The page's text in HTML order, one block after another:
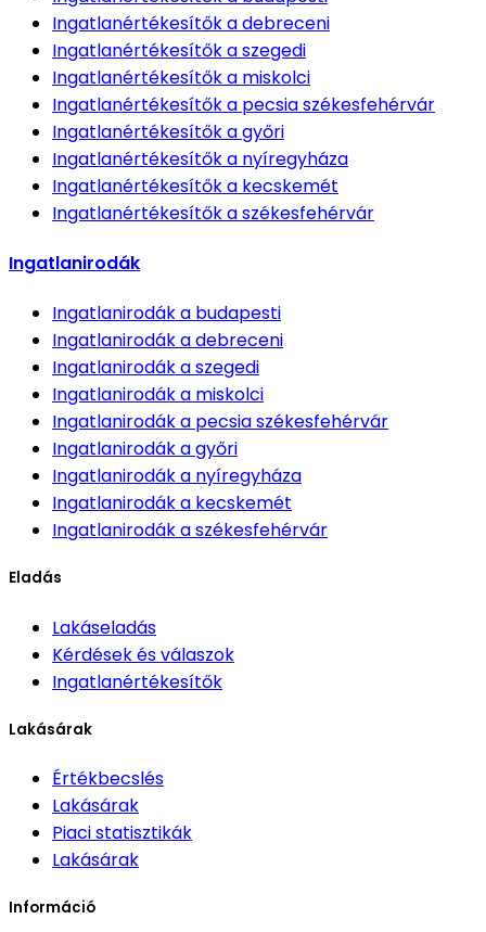
Ingatlanértékesítőka debreceni
Ingatlanértékesítőka szegedi
Ingatlanértékesítőka miskolci
Ingatlanértékesítőka pecsia székesfehérvár
Ingatlanértékesítőka győri
Ingatlanértékesítőka nyíregyháza
Ingatlanértékesítőka kecskemét
Ingatlanértékesítőka székesfehérvár
Ingatlanirodák
Ingatlanirodáka budapesti
Ingatlanirodáka debreceni
Ingatlanirodáka szegedi
Ingatlanirodáka miskolci
Ingatlanirodáka pecsia székesfehérvár
Ingatlanirodáka győri
Ingatlanirodáka nyíregyháza
Ingatlanirodáka kecskemét
Ingatlanirodáka székesfehérvár
Eladás
Lakáseladás
Kérdések és válaszok
Ingatlanértékesítők
Lakásárak
Értékbecslés
Lakásárak
Piaci statisztikák
Lakásárak
Információ